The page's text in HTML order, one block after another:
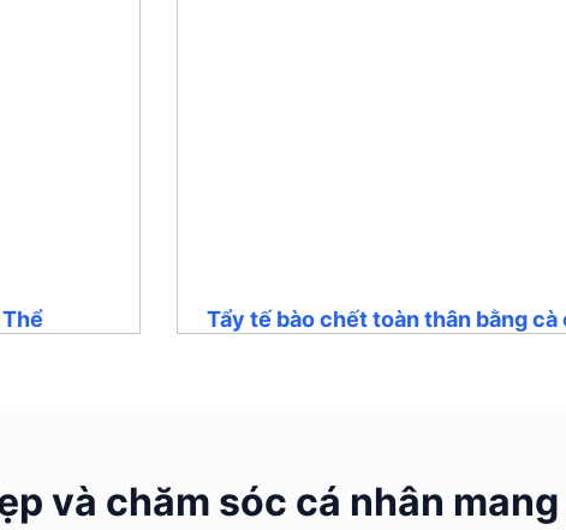
Thể Tẩy tế bào chết toàn thân bằng cà
và chăm sóc cá nhân